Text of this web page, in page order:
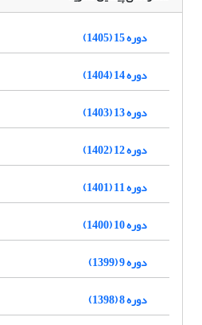
دوره 15 (1405)
دوره 14 (1404)
دوره 13 (1403)
دوره 12 (1402)
دوره 11 (1401)
دوره 10 (1400)
دوره 9 (1399)
دوره 8 (1398)